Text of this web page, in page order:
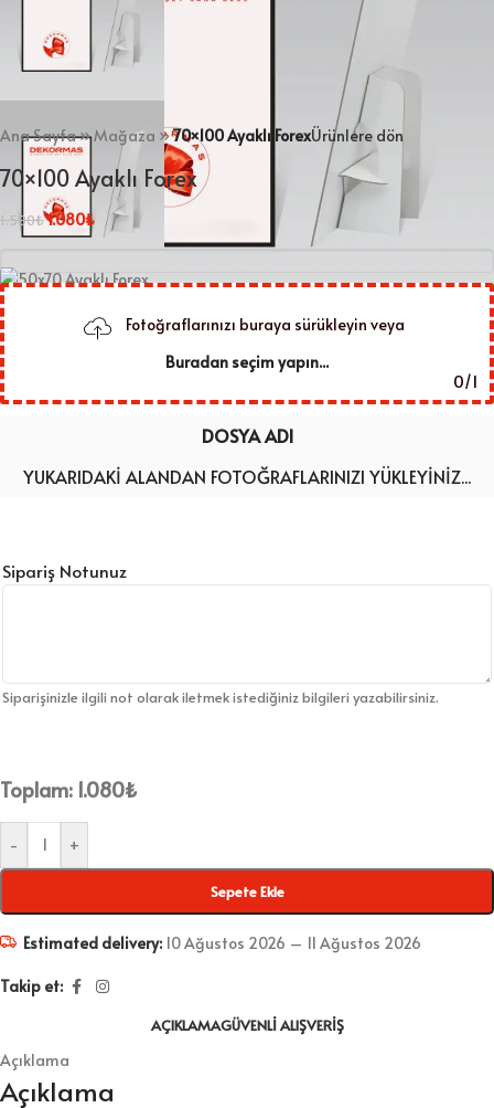
Ana Sayfa»Mağaza »70×100 Ayaklı ForexÜrünlere dön
70×100 Ayaklı Forex
1.500₺1.080₺
Fotoğraflarınızı buraya sürükleyin veya
Buradan seçim yapın...
0/1
DOSYA ADI
YUKARIDAKI ALANDAN FOTOĞRAFLARINIZI YÜKLEYINIZ...
Sipariş Notunuz
Siparişinizle ilgili not olarak iletmek istediğiniz bilgileri yazabilirsiniz.
Toplam: 1.080₺
- +
Sepete Ekle
Estimated delivery: 10 Ağustos 2026 – 11 Ağustos 2026
Takip et:
AÇIKLAMAGÜVENLI ALIŞVERIŞ
Açıklama
Açıklama